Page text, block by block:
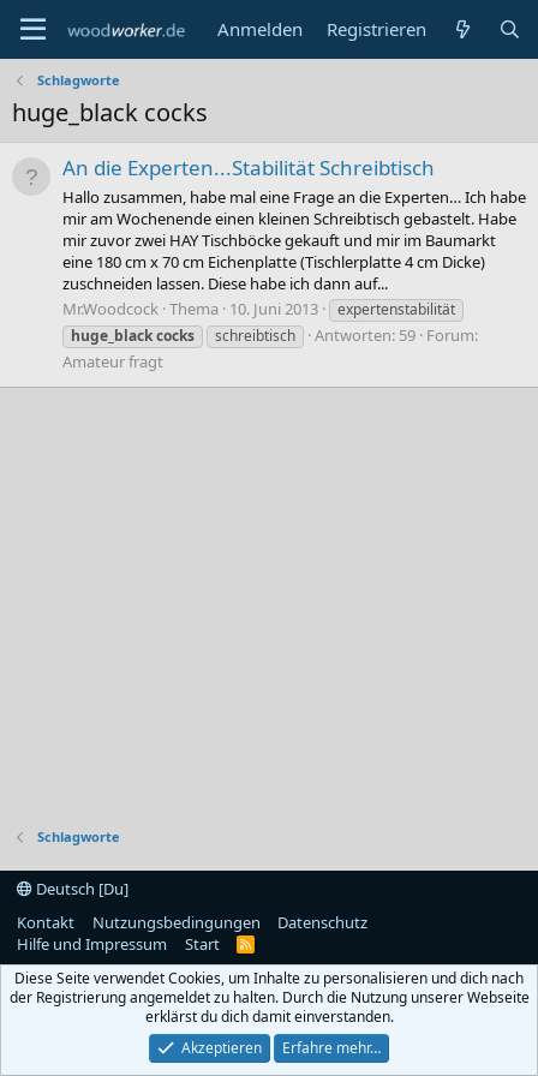
Anmelden Registrieren
Schlagworte
huge_black cocks
An die Experten...Stabilität Schreibtisch
Hallo zusammen, habe mal eine Frage an die Experten… Ich habe
mir am Wochenende einen kleinen Schreibtisch gebastelt. Habe
mir zuvor zwei HAY Tischböcke gekauft und mir im Baumarkt
eine 180 cm x 70 cm Eichenplatte (Tischlerplatte 4 cm Dicke)
zuschneiden lassen. Diese habe ich dann auf...
Mr.Woodcock Thema 10. Juni 2013
expertenstabilität
huge_blackcocks schreibtisch Antworten: 59 Forum:
Amateur fragt
Schlagworte
Deutsch [Du]
Kontakt
Nutzungsbedingungen
Datenschutz
Hilfe und Impressum
Start
R
S
Diese Seite verwendet Cookies, um Inhalte zu personalisieren und dich nach
der Registrierung angemeldet zu halten. Durch die Nutzung unserer Webseite
erklärst du dich damit einverstanden.
Akzeptieren
Erfahre mehr…